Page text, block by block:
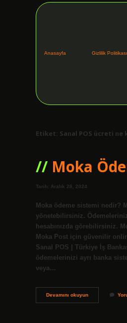
Anasayfa Gizlilik Politikası
Etiket: Sanal POS ücreti ne
Moka
Tarih: Aralık 28, 2024
Moka ödeme sistemi nedir?
yönetebilirsiniz.
hesabınızda görebilirsiniz.
Moka Post için güvenilir
Sanal POS | Türkiye İş
ödemelerinizi ayrı banka
veya…
Devamını okuyunMoka
Ödeme